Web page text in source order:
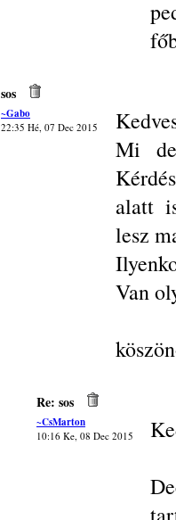
sos
~Gabo
22:35 Hé, 07 Dec 2015
Mi
alatt
lesz
Van
Re: sos
~CsMarton
10:16 Ke, 08 Dec 2015